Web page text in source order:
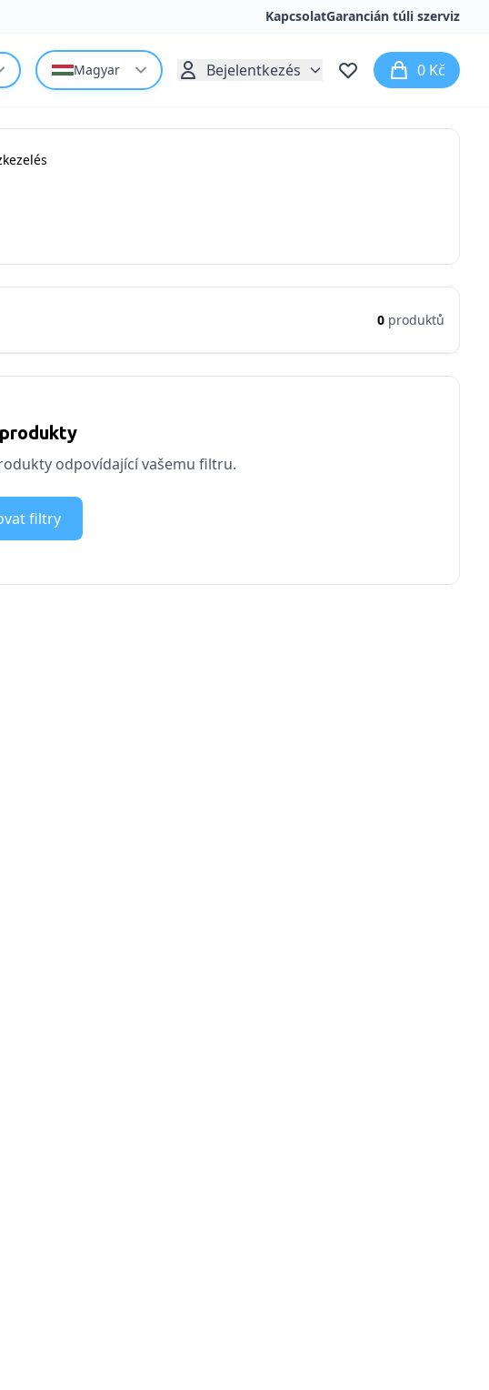
KapcsolatGarancián túli szerviz
Magyar Bejelentkezés 0 Kč
0 produktů
odpovídající vašemu filtru.
filtry